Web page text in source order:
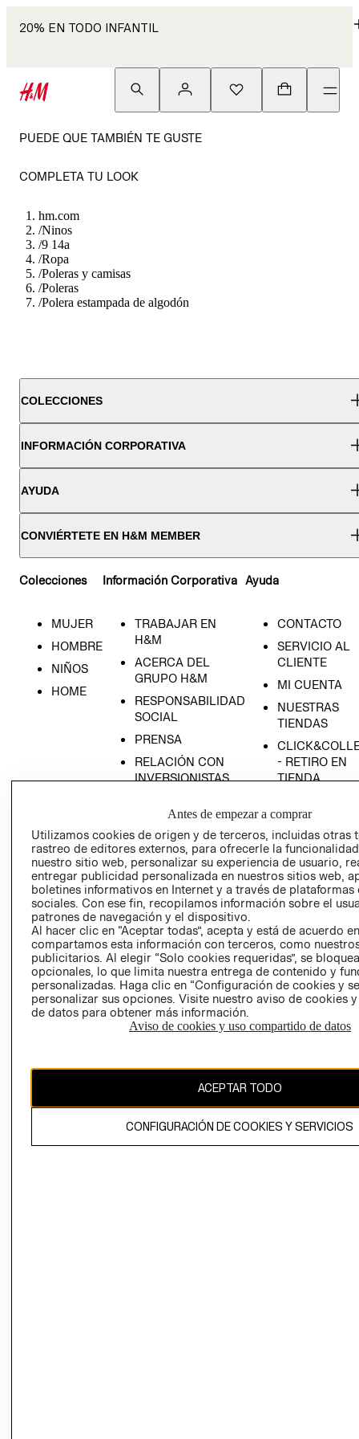
20% EN TODO INFANTIL
PUEDE QUE TAMBIÉN TE GUSTE
COMPLETA TU LOOK
hm.com
/Ninos
/9 14a
/Ropa
/Poleras y camisas
/Poleras
/Polera estampada de algodón
COLECCIONES
INFORMACIÓN CORPORATIVA
AYUDA
CONVIÉRTETE EN H&M MEMBER
Colecciones
MUJER
HOMBRE
NIÑOS
HOME
Información Corporativa
TRABAJAR EN
H&M
ACERCA DEL
GRUPO H&M
RESPONSABILIDAD
SOCIAL
PRENSA
RELACIÓN CON
INVERSIONISTAS
EMPRESARIAL
Ayuda
CONTACTO
SERVICIO AL
CLIENTE
MI CUENTA
NUESTRAS
TIENDAS
- RETIRO EN
TIENDA
CONDICIONES
AVISO DE
PRIVACIDAD
GIFT CARD
AVISO DE
El contenido de esta página web está protegido por copyright y es
Antes de empezar a comprar
Utilizamos cookies de origen y de terceros, incluidas otras
rastreo de editores externos, para ofrecerle la
nuestro sitio web, personalizar su experiencia de usuario,
entregar publicidad personalizada en nuestros sitios web,
boletines informativos en Internet y a través de plataformas
sociales. Con ese fin, recopilamos información sobre el
patrones de navegación y el dispositivo.
Al hacer clic en “Aceptar todas”, acepta y está de acuerdo
compartamos esta información con terceros, como
publicitarios. Al elegir “Solo cookies requeridas”, se
opcionales, lo que limita nuestra entrega de contenido y
personalizadas. Haga clic en “Configuración de cookies y
personalizar sus opciones. Visite nuestro aviso de cookies
de datos para obtener más información.
Aviso de cookies y uso compartido de datos
ACEPTAR TODO
CONFIGURACIÓN DE COOKIES Y SERVICIOS